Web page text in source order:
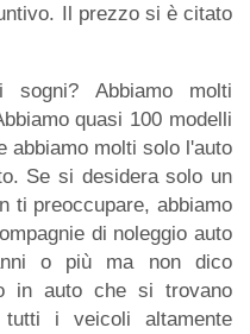
Il prezzo si è citato
sogni? Abbiamo molti
quasi 100 modelli
abbiamo molti solo l'auto
Se si desidera solo un
ti preoccupare, abbiamo
di noleggio auto
o più ma non dico
in auto che si trovano
i veicoli altamente